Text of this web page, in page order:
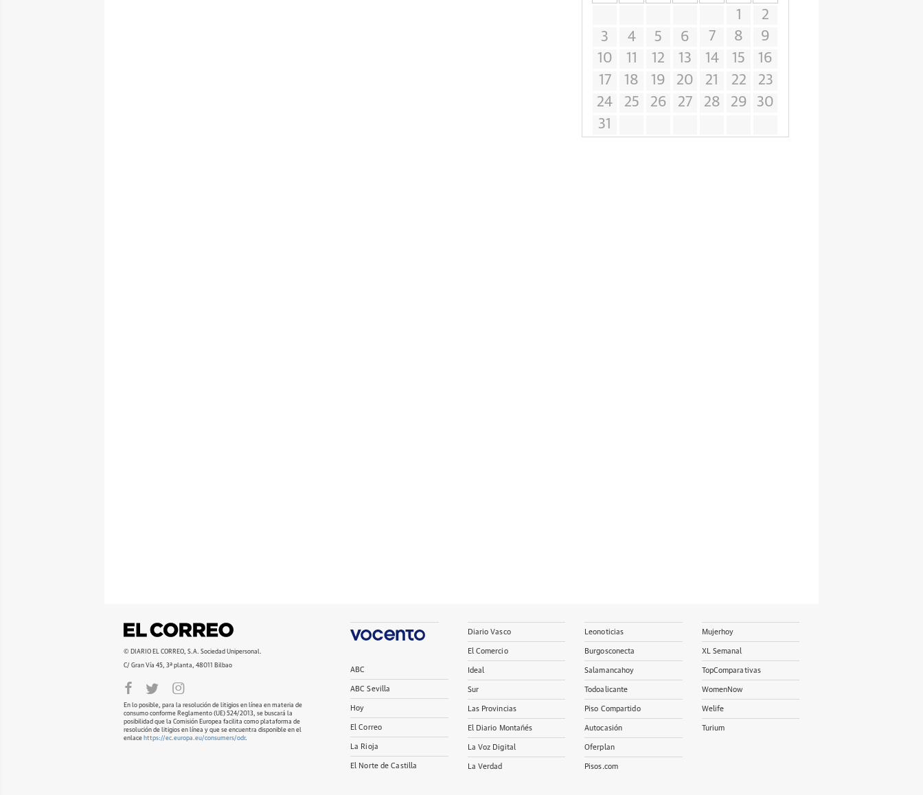
1
2
3
4 5 6 7 8
9
10
11 12 13 14 15
16
17
18 19 20 21 22
23
24
25 26 27 28 29
30
31
© DIARIO EL CORREO, S.A. Sociedad Unipersonal.
C/ Gran Vía 45, 3ª planta, 48011 Bilbao
En lo posible, para la resolución de litigios en línea en materia de
consumo conforme Reglamento (UE) 524/2013, se buscará la
posibilidad que la Comisión Europea facilita como plataforma de
resolución de litigios en línea y que se encuentra disponible en el
enlace https://ec.europa.eu/consumers/odr.
ABC
ABC Sevilla
Hoy
El Correo
La Rioja
El Norte de Castilla
Diario Vasco
El Comercio
Ideal
Sur
Las Provincias
El Diario Montañés
La Voz Digital
La Verdad
Leonoticias
Burgosconecta
Salamancahoy
Todoalicante
Piso Compartido
Autocasión
Oferplan
Pisos.com
Mujerhoy
XL Semanal
TopComparativas
WomenNow
Welife
Turium